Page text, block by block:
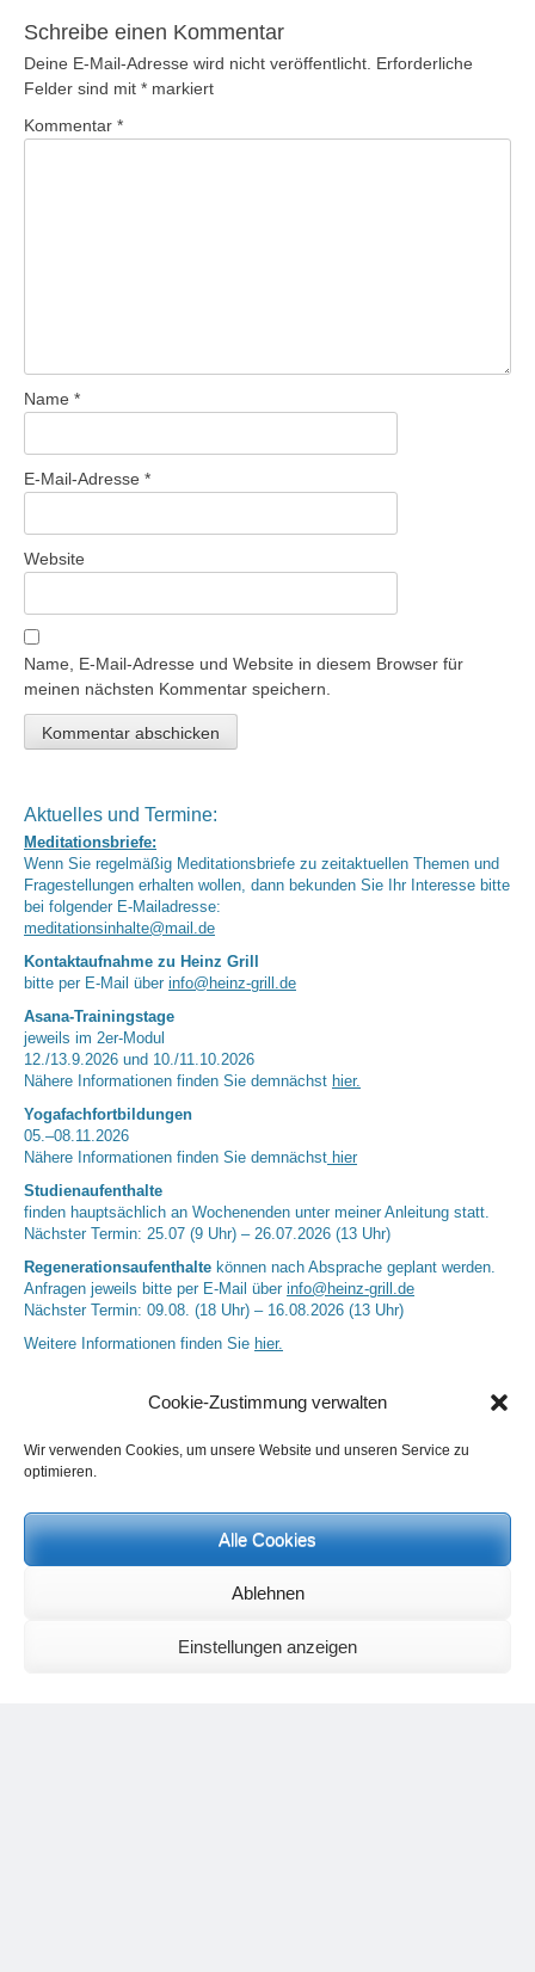
Cookie-Zustimmung verwalten
Wir verwenden Cookies, um unsere Website und unseren Service zu
optimieren.
Alle Cookies
Ablehnen
Einstellungen anzeigen
Schreibe einen Kommentar
Deine E-Mail-Adresse wird nicht veröffentlicht. Erforderliche
Felder sind mit * markiert
Kommentar *
Name *
E-Mail-Adresse *
Website
Name, E-Mail-Adresse und Website in diesem Browser für
meinen nächsten Kommentar speichern.
Aktuelles und Termine:
Meditationsbriefe:
Wenn Sie regelmäßig Meditationsbriefe zu zeitaktuellen Themen und
Fragestellungen erhalten wollen, dann bekunden Sie Ihr Interesse bitte
bei folgender E-Mailadresse:
meditationsinhalte@mail.de
Kontaktaufnahme zu Heinz Grill
bitte per E-Mail über info@heinz-grill.de
Asana-Trainingstage
jeweils im 2er-Modul
12./13.9.2026 und 10./11.10.2026
Nähere Informationen finden Sie demnächst hier.
Yogafachfortbildungen
05.–08.11.2026
Nähere Informationen finden Sie demnächst hier
Studienaufenthalte
finden hauptsächlich an Wochenenden unter meiner Anleitung statt.
Nächster Termin: 25.07 (9 Uhr) – 26.07.2026 (13 Uhr)
Regenerationsaufenthalte können nach Absprache geplant werden.
Anfragen jeweils bitte per E-Mail über info@heinz-grill.de
Nächster Termin: 09.08. (18 Uhr) – 16.08.2026 (13 Uhr)
Weitere Informationen finden Sie hier.
Neueste Kommentare
zuSpiritualität im Koffer – die Auflösung des